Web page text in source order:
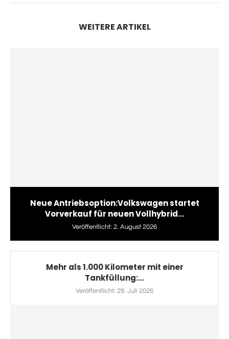
WEITERE ARTIKEL
Neue Antriebsoption:Volkswagen startet
Vorverkauf für neuen Vollhybrid...
Veröffentlicht: 2. August 2026
Mehr als 1.000 Kilometer mit einer
Tankfüllung:...
Veröffentlicht: 29. Juli 2026